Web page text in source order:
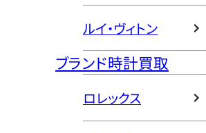
ルイ・ヴィトン
ブランド時計買取
ロレックス